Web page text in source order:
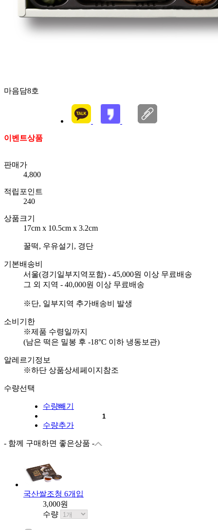
마음담8호
이벤트상품
판매가
4,800
적립포인트
240
상품크기
17cm x 10.5cm x 3.2cm
꿀떡, 우유설기, 경단
기본배송비
서울(경기일부지역포함) - 45,000원 이상 무료배송
그 외 지역 - 40,000원 이상 무료배송
※단, 일부지역 추가배송비 발생
소비기한
※제품 수령일까지
(남은 떡은 밀봉 후 -18°C 이하 냉동보관)
알레르기정보
※하단 상품상세페이지참조
수량선택
수량빼기
수량추가
- 함께 구매하면 좋은상품 -
국산쌀조청 6개입
3,000원
수량